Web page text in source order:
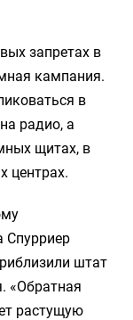
запретах в
кампания.
в
радио, а
щитах, в
центрах.
Спурриер
штат
«Обратная
растущую